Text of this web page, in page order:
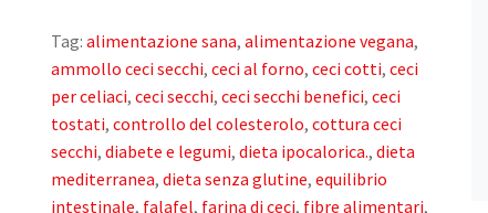
Tag: alimentazione sana, alimentazione vegana,
ammollo ceci secchi, ceci al forno, ceci cotti, ceci
per celiaci, ceci secchi, ceci secchi benefici, ceci
tostati, controllo del colesterolo, cottura ceci
secchi, diabete e legumi, dieta ipocalorica., dieta
mediterranea, dieta senza glutine, equilibrio
intestinale, falafel, farina di ceci, fibre alimentari,